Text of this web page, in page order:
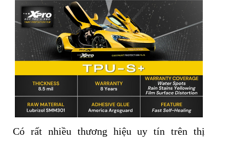
Có rất nhiều thương hiệu uy tín trên thị